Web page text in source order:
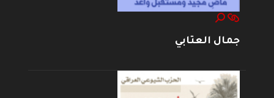
جمال العتابي